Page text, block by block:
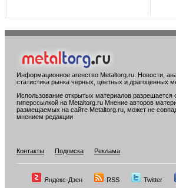
Информационное агенство Metaltorg.ru. Новости,
статистика рынка черных, цветных и драгоценных
Использование открытых материалов разрешается
гиперссылкой на Metaltorg.ru Мнение авторов
размещаемых на сайте Metaltorg.ru, может не
мнением редакции
Контакты
Подписка Реклама
Яндекс-Дзен RSS Twitter